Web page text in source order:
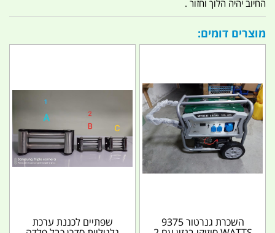
החיוב יהיה הלוך וחזור .
מוצרים דומים:
השכרת גנרטור 9375 שפתיים לכננת ערכת